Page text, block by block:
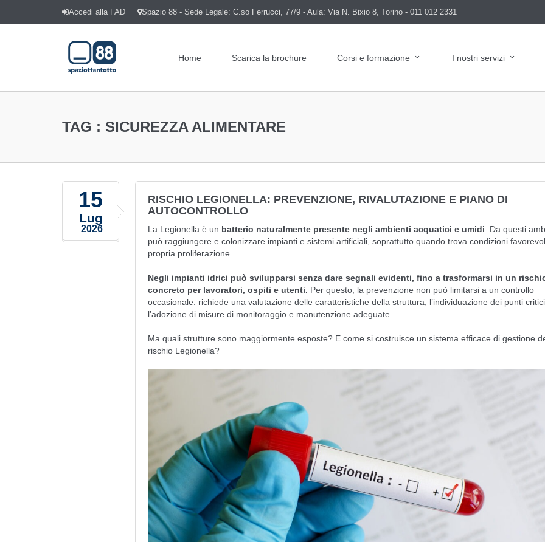
Accedi alla FAD Spazio 88 - Sede Legale: C.so Ferrucci, 77/9 - Aula: Via N. Bixio 8, Torino - 011 012 2331
Home Scarica la brochure Corsi e formazione I nostri servizi
TAG : SICUREZZA ALIMENTARE
15
Lug
2026
RISCHIO LEGIONELLA: PREVENZIONE, RIVALUTAZIONE E PIANO DI
AUTOCONTROLLO
La Legionella è un batterio naturalmente presente negli ambienti acquatici e umidi . Da questi
può raggiungere e colonizzare impianti e sistemi artificiali, soprattutto quando trova condizioni
propria proliferazione.
Negli impianti idrici può svilupparsi senza dare segnali evidenti, fino a trasformarsi in un
concreto per lavoratori, ospiti e utenti. Per questo, la prevenzione non può limitarsi a un controllo
occasionale: richiede una valutazione delle caratteristiche della struttura, l’individuazione dei punti
l’adozione di misure di monitoraggio e manutenzione adeguate.
Ma quali strutture sono maggiormente esposte? E come si costruisce un sistema efficace di gestione
rischio Legionella?